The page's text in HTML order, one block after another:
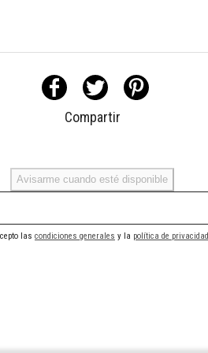
Compartir
Avisarme cuando esté disponible
las condiciones generales y la política de privacidad